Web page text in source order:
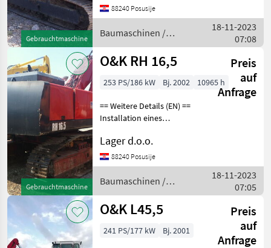
Gebrauchtmaschine
Baumaschinen
Kettenbagger
88240 Posusije
Baumaschinen /
O&K
18-11-2023
07:08
Gebrauchtmaschine
O&K RH 16,5
Preis
auf
Anfrage
253 PS/186 kW Bj. 2002 10965 h
== Weitere Details (EN) ==
Installation eines
Schaufelbreite 1000 mm
optionales
Erweiterungschassis
allgemein Motor repariert
Lager d.o.o.
88240 Posusije
Baumaschinen /
O&K
18-11-2023
07:05
O&K L45,5
Preis
auf
Anfrage
241 PS/177 kW Bj. 2001